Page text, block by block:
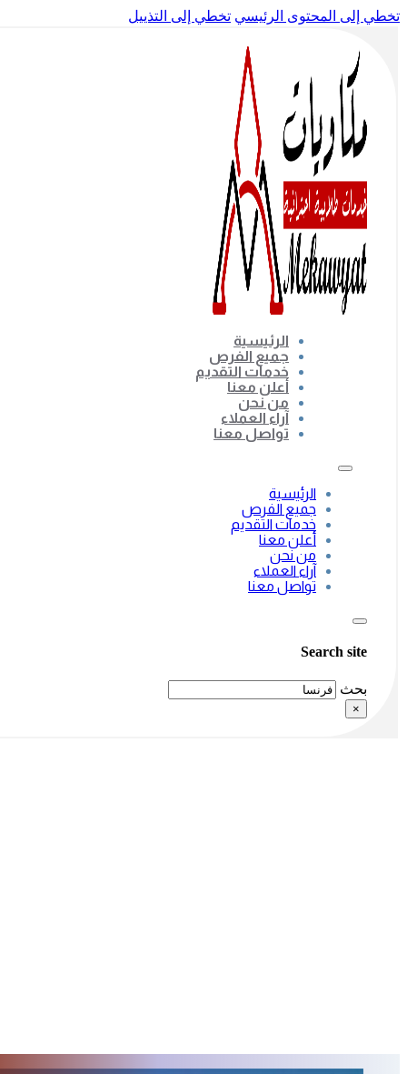
تخطي إلى المحتوى الرئيسي تخطي إلى التذييل
الرئيسية
جميع الفرص
خدمات التقديم
أعلن معنا
من نحن
آراء العملاء
تواصل معنا
الرئيسية
جميع الفرص
خدمات التقديم
أعلن معنا
من نحن
آراء العملاء
تواصل معنا
Search site
بحث
×